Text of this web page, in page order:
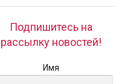
Подпишитесь на
рассылку новостей!
Имя